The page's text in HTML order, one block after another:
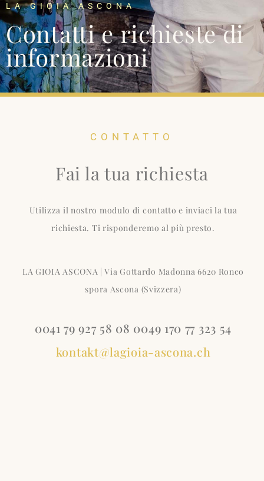
LA GIOIA ASCONA
Contatti e richieste di
informazioni
CONTATTO
Fai la tua richiesta
Utilizza il nostro modulo di contatto e inviaci la tua
richiesta. Ti risponderemo al più presto.
LA GIOIA ASCONA | Via Gottardo Madonna 6620 Ronco
spora Ascona (Svizzera)
0041 79 927 58 08 0049 170 77 323 54
kontakt@lagioia-ascona.ch